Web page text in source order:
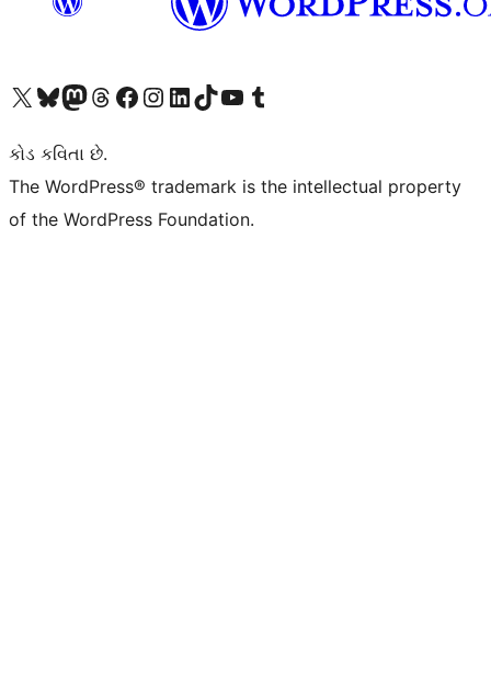
અમારા X (અગાઉ ટ્વિટર) એકાઉન્ટની મુલાકાત લોઅમારા Bluesky એકાઉન્ટની મુલાકાત લોઅમારા માસ્ટોડોન એકાઉન્ટની મુલાકાત લોઅમારા Threads એકાઉન્ટની મુલાકાત લો અમારા ફેસબુક પેજની મુલાકાત લોઅમારા ઇન્સ્ટાગ્રામ એકાઉન્ટની મુલાકાત લો અમારા LinkedIn એકાઉન્ટની મુલાકાત લોઅમારા TikTok એકાઉન્ટની મુલાકાત લોઅમારી YouTube ચેનલની મુલાકાત લો અમારા Tumblr એકાઉન્ટની મુલાકાત લો
કોડ કવિતા છે.
The WordPress® trademark is the intellectual property
of the WordPress Foundation.